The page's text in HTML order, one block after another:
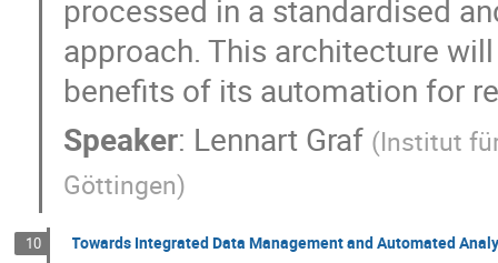
processed in a standardised
approach. This architecture
benefits of its automation for
Speaker: Lennart Graf (Institut
Göttingen)
10 Towards Integrated Data Management and Automated